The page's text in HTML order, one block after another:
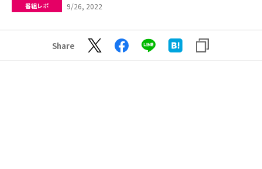
番組レポ 9/26, 2022
Share